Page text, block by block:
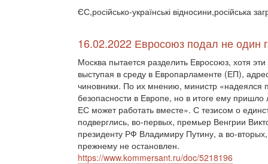
ЄС,російсько-українські відносини,російська
16.02.2022 Евросоюз подал не один
Москва пытается разделить Евросоюз, хотя
выступая в среду в Европарламенте (ЕП),
чиновники. По их мнению, министр «надеялся
безопасности в Европе, но в итоге ему
ЕС может работать вместе». С тезисом о
подверглись, во-первых, премьер Венгрии
президенту РФ Владимиру Путину, а во-
прежнему не остановлен.
https://www.kommersant.ru/doc/5218196